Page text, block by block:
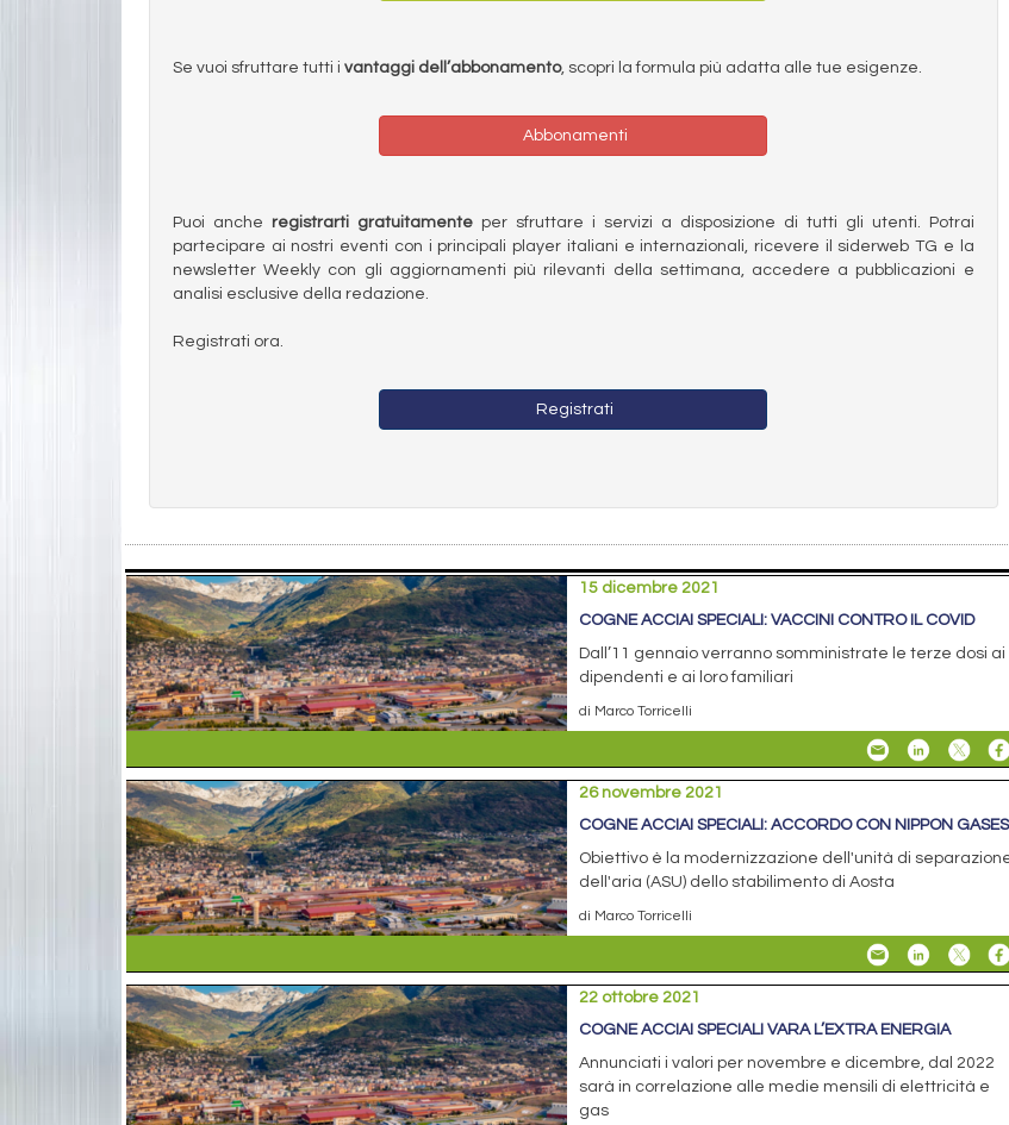
Se vuoi sfruttare tutti i vantaggi dell’abbonamento, scopri la formula più adatta alle tue esigenze.
Abbonamenti
Puoi anche registrarti gratuitamenteper sfruttare i servizi a disposizione di tutti gli utenti. Potrai
partecipare ai nostri eventi con i principali player italiani e internazionali, ricevere il siderweb TG e la
newsletter Weekly con gli aggiornamenti più rilevanti della settimana, accedere a pubblicazioni e
analisi esclusive della redazione.
Registrati ora.
Registrati
15 dicembre 2021
COGNE ACCIAI SPECIALI: VACCINI CONTRO IL COVID
Dall’11 gennaio verranno somministrate le terze dosi ai
dipendenti e ai loro familiari
di Marco Torricelli
26 novembre 2021
COGNE ACCIAI SPECIALI: ACCORDO CON NIPPON GASES
Obiettivo è la modernizzazione dell'unità di
dell'aria (ASU) dello stabilimento di Aosta
di Marco Torricelli
22 ottobre 2021
COGNE ACCIAI SPECIALI VARA L’EXTRA ENERGIA
Annunciati i valori per novembre e dicembre, dal 2022
sarà in correlazione alle medie mensili di elettricità e
gas